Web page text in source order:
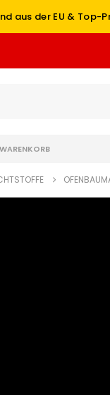
aus der EU & Top-
WARENKORB